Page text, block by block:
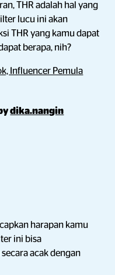
THR adalah hal yang
lucu ini akan
THR yang kamu dapat
berapa, nih?
Influencer Pemula
dika.nangin
harapan kamu
ini bisa
acak dengan